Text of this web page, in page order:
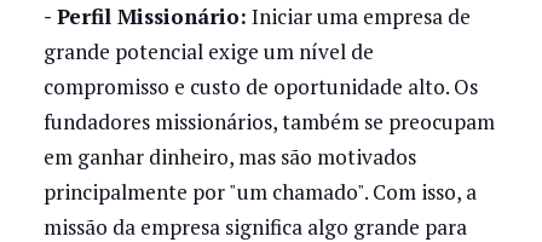
- Perfil Missionário: Iniciar uma empresa de
grande potencial exige um nível de
compromisso e custo de oportunidade alto. Os
fundadores missionários, também se preocupam
em ganhar dinheiro, mas são motivados
principalmente por "um chamado". Com isso, a
missão da empresa significa algo grande para